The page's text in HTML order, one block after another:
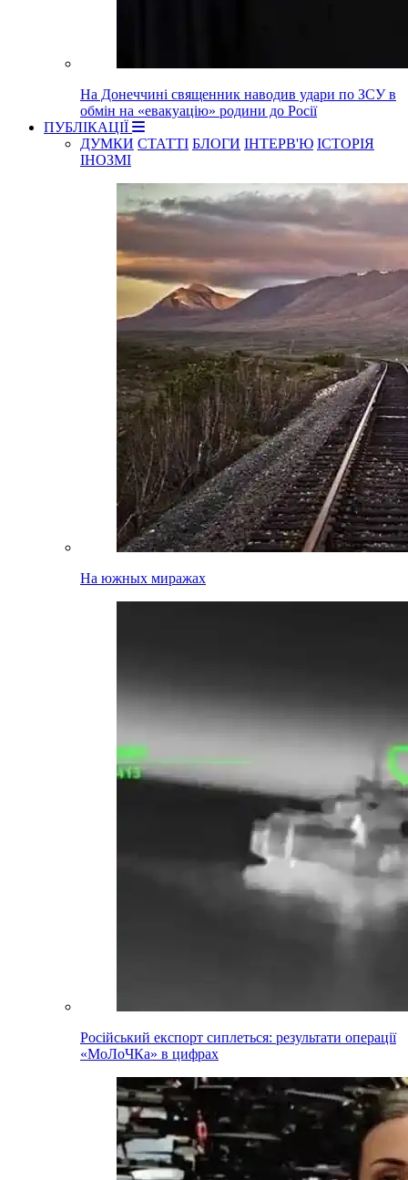
На Донеччині священник наводив удари по ЗСУ в
обмін на «евакуацію» родини до Росії
ПУБЛІКАЦІЇ
ДУМКИ СТАТТІ БЛОГИ ІНТЕРВ'Ю ІСТОРІЯ
ІНОЗМІ
На южных миражах
Російський експорт сиплеться: результати операції
«МоЛоЧКа» в цифрах